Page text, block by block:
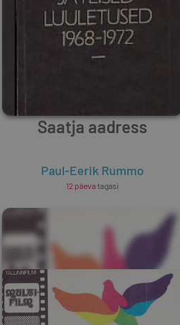
Saatja aadress
Paul-Eerik Rummo
12 päevatagasi